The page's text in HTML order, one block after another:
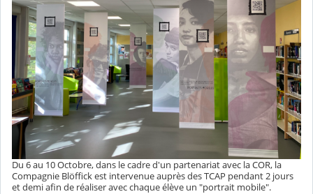
Du 6 au 10 Octobre, dans le cadre d'un partenariat avec la COR, la
Compagnie Blöffick est intervenue auprès des TCAP pendant 2 jours
et demi afin de réaliser avec chaque élève un "portrait mobile".